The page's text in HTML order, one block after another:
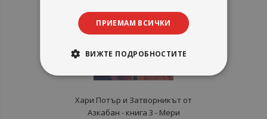
Хари Потър и Затворникът от
Азкабан - книга 3 - Мери
ПРИЕМАМ ВСИЧКИ
ВИЖТЕ ПОДРОБНОСТИТЕ